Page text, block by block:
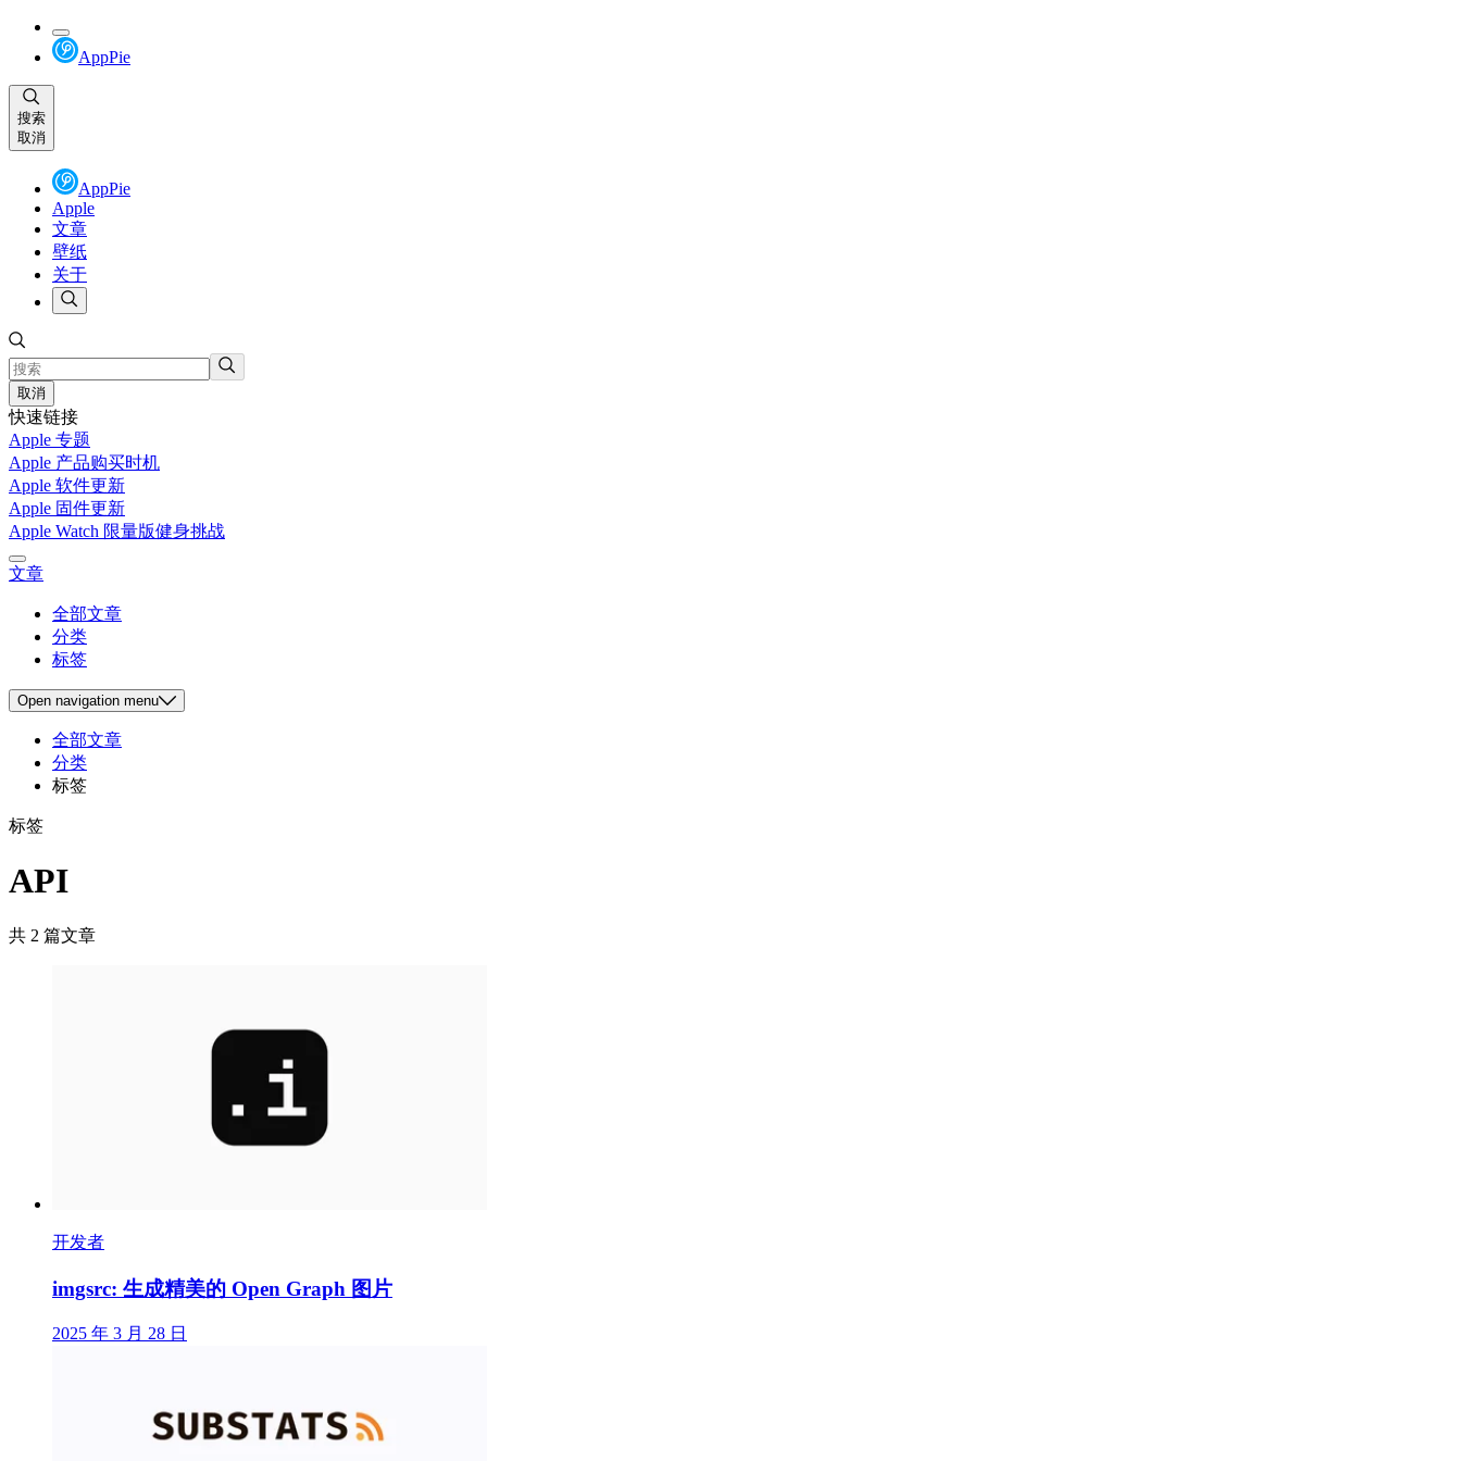
AppPie
搜索
取消
AppPie
Apple
文章
壁纸
关于
取消
快速链接
Apple 专题
Apple 产品购买时机
Apple 软件更新
Apple 固件更新
Apple Watch 限量版健身挑战
文章
全部文章
分类
标签
Open navigation menu
全部文章
分类
标签
标签
API
共 2 篇文章
开发者
imgsrc: 生成精美的 Open Graph 图片
2025 年 3 月 28 日